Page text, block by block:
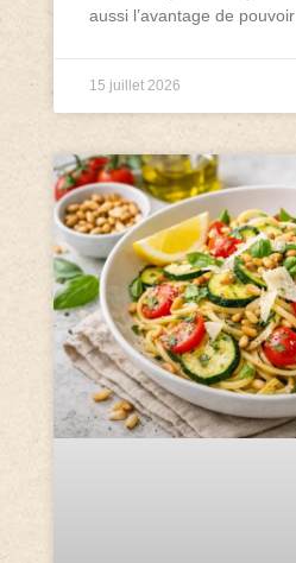
aussi l’avantage de pouvoir
15 juillet 2026